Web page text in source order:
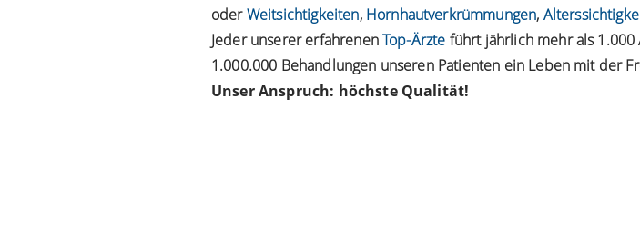
oderWeitsichtigkeiten, Hornhautverkrümmungen,
Jeder unserer erfahrenenTop-Ärzte führt jährlich mehr als 1.000
1.000.000 Behandlungen unseren Patienten ein Leben mit der
Unser Anspruch: höchste Qualität!